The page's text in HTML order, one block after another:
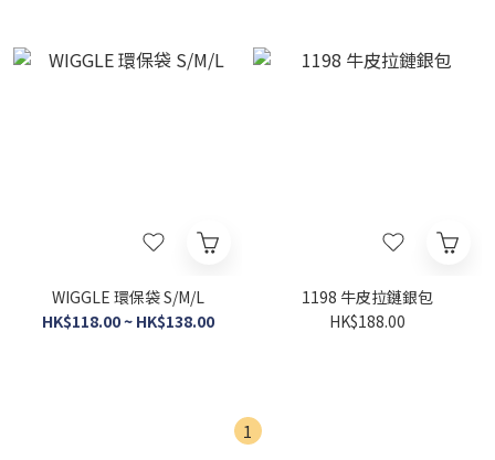
WIGGLE 環保袋 S/M/L
HK$118.00 ~ HK$138.00
1198 牛皮拉鏈銀包
HK$188.00
1